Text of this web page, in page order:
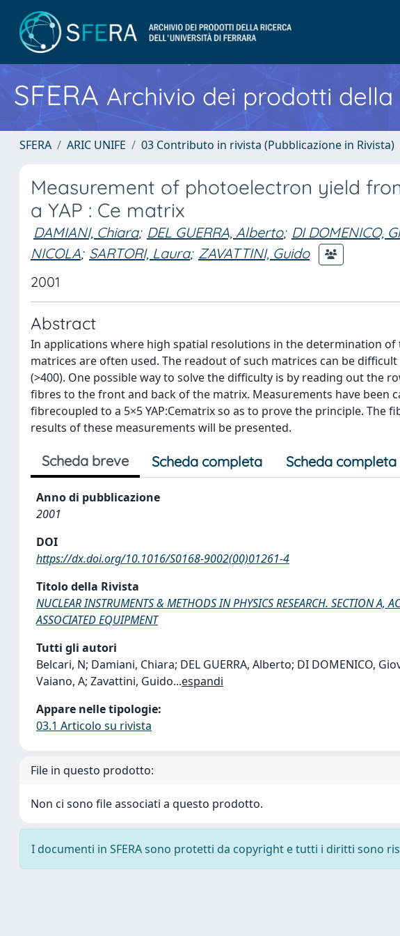
SFERA Archivio dei prodotti
SFERA ARIC UNIFE 03 Contributo in rivista (Pubblicazione in Rivista)
Measurement of photoelectron yield
a YAP : Ce matrix
DAMIANI, Chiara; DEL GUERRA, Alberto; DI DOMENICO,
NICOLA; SARTORI, Laura; ZAVATTINI, Guido
2001
Abstract
In applications where high spatial resolutions in the determination
matrices are often used. The readout of such matrices can be
(>400). One possible way to solve the difficulty is by reading out the
fibres to the front and back of the matrix. Measurements have been
fibrecoupled to a 5×5 YAP:Cematrix so as to prove the principle. The
results of these measurements will be presented.
Scheda breve Scheda completa Scheda completa
Anno di pubblicazione
2001
DOI
https://dx.doi.org/10.1016/S0168-9002(00)01261-4
Titolo della Rivista
NUCLEAR INSTRUMENTS & METHODS IN PHYSICS RESEARCH. SECTION A,
ASSOCIATED EQUIPMENT
Tutti gli autori
Belcari, N; Damiani, Chiara; DEL GUERRA, Alberto; DI DOMENICO,
Vaiano, A; Zavattini, Guido...espandi
Appare nelle tipologie:
03.1 Articolo su rivista
File in questo prodotto:
Non ci sono file associati a questo prodotto.
I documenti in SFERA sono protetti da copyright e tutti i diritti sono